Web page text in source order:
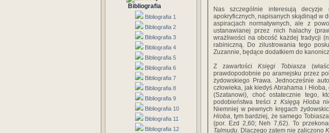
Bibliografia
Bibliografia 1
Bibliografia 2
Bibliografia 3
Bibliografia 4
Bibliografia 5
Bibliografia 6
Bibliografia 7
Bibliografia 8
Bibliografia 9
Bibliografia 10
Bibliografia 11
Bibliografia 12
Nas szczególnie interesują
apokryficznych, napisanych skądinąd w
aspiracjach normatywnych, ale z
ustanawianej przez nich halachy
wrażliwości na obcość każdej tradycji
rabiniczną. Do zilustrowania tego
Zuzannie, będące dodatkiem do
Z zawartości Księgi Tobiasza
prawdopodobnie po aramejsku przez
żydowskiego Prawa. Jednocześnie
człowieka, jak kiedyś Abrahama i
(Szatanowi), choć ostatecznie tego,
podobieństwa treści z Księgą Hioba
Niemniej w pewnych kręgach
Hioba, tym bardziej, że samego
(por. Ezd 2,60; Neh 7,62). To
Talmudu. Dlaczego zatem nie zaliczono